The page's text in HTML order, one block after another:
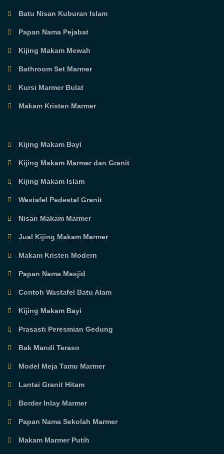
Batu Nisan Kuburan Islam
Papan Nama Pejabat
Kijing Makam Mewah
Bathroom Set Marmer
Kursi Marmer Bulat
Makam Kristen Marmer
Kijing Makam Bayi
Kijing Makam Marmer dan Granit
Kijing Makam Islam
Wastafel Pedestal Granit
Nisan Makam Marmer
Jual Kijing Makam Marmer
Makam Kristen Modern
Papan Nama Masjid
Contoh Wastafel Batu Alam
Kijing Makam Bayi
Prasasti Peresmian Gedung
Bak Mandi Teraso
Model Meja Tamu Marmer
Lantai Granit Hitam
Border Inlay Marmer
Papan Nama Sekolah Marmer
Makam Marmer Putih